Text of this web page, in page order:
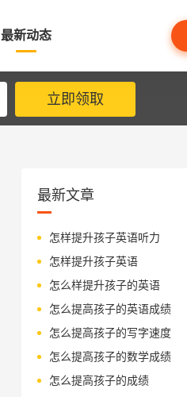
最新动态
立即领取
最新文章
怎样提升孩子英语听力
怎样提升孩子英语
怎么样提升孩子的英语
怎么提高孩子的英语成绩
怎么提高孩子的写字速度
怎么提高孩子的数学成绩
怎么提高孩子的成绩